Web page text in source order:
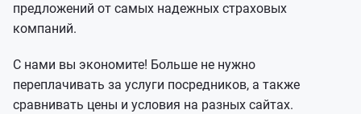
предложений от самых надежных страховых
компаний.
С нами вы экономите! Больше не нужно
переплачивать за услуги посредников, а также
сравнивать цены и условия на разных сайтах.